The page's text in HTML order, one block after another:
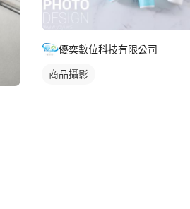
優奕數位科技有限公司
商品攝影